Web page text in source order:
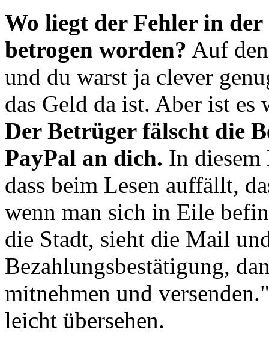
Wo liegt der Fehler in
betrogen worden? Auf
und du warst ja clever
das Geld da ist. Aber ist
Der Betrüger fälscht die
PayPal an dich. In
dass beim Lesen auffällt,
wenn man sich in Eile
die Stadt, sieht die Mail
Bezahlungsbestätigung,
mitnehmen und
leicht übersehen.